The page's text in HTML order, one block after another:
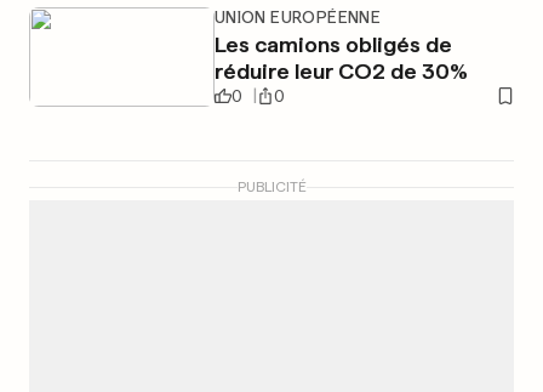
UNION EUROPÉENNE
Les camions obligés de
réduire leur CO2 de 30%
0 0
PUBLICITÉ